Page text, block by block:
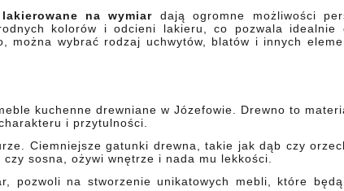
na wymiar dają ogromne możliwości
kolorów i odcieni lakieru, co pozwala idealnie
można wybrać rodzaj uchwytów, blatów i innych
kuchenne drewniane w Józefowie. Drewno to
i przytulności.
Ciemniejsze gatunki drewna, takie jak dąb czy
sosna, ożywi wnętrze i nada mu lekkości.
pozwoli na stworzenie unikatowych mebli, które